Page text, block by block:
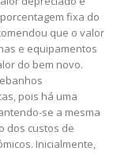
fixa do
que o valor
e equipamentos
do bem novo.
pois há uma
se a mesma
dos custos de
Inicialmente,